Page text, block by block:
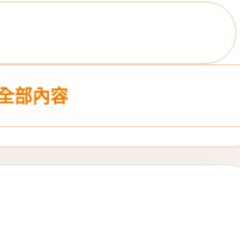
部內容